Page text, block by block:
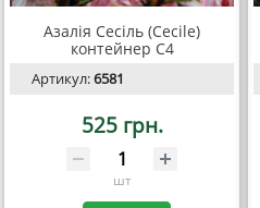
Азалія Сесіль (Cecile)
контейнер С4
Артикул:6581
525 грн.
шт